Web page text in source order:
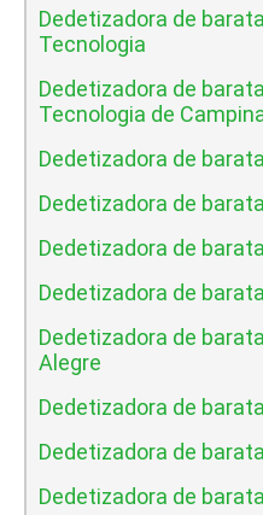
Dedetizadora de
Tecnologia
Dedetizadora de
Tecnologia de
Dedetizadora de
Dedetizadora de
Dedetizadora de
Dedetizadora de
Dedetizadora de
Alegre
Dedetizadora de
Dedetizadora de
Dedetizadora de